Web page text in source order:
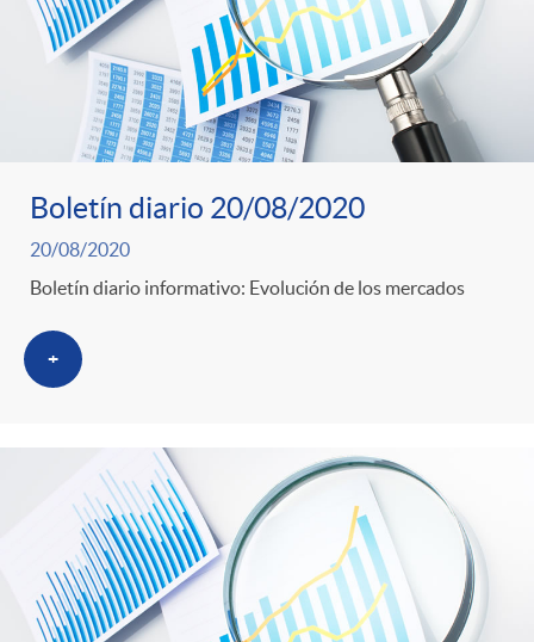
Boletín diario 20/08/2020
20/08/2020
Boletín diario informativo: Evolución de los mercados
+